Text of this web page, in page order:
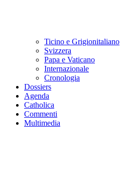
Ticino e Grigionitaliano
Svizzera
Papa e Vaticano
Internazionale
Cronologia
Dossiers
Agenda
Catholica
Commenti
Multimedia